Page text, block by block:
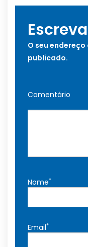
O seu
publicado.
Comentário
Nome*
Email*